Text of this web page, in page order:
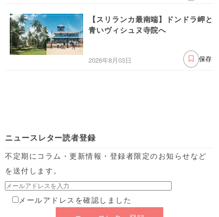
【スリランカ最南端】ドンドラ岬と
青いヴィシュヌ寺院へ
2026年8月03日 保存
ニュースレター読者登録
不定期にコラム・更新情報・登録者限定のお知らせなど
を送付します。
メールアドレスを確認しました